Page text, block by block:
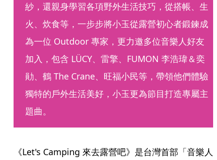
紗，還親身學習各項野外生活技巧，從搭帳、生
火、炊食等，一步步將小玉從露營初心者鍛鍊成
為一位 Outdoor 專家，更力邀多位音樂人好友
加入，包含 LÜCY、雷擎、FUMON 李浩瑋＆奕
勛、鶴 The Crane、旺福小民等，帶領他們體驗
獨特的戶外生活美好，小玉更為節目打造專屬主
題曲。
《Let's Camping 來去露營吧》是台灣首部「音樂人